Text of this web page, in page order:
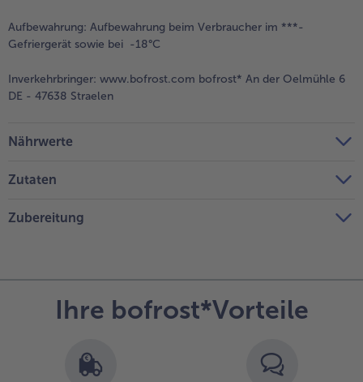
Aufbewahrung: Aufbewahrung beim Verbraucher im ***-
Gefriergerät sowie bei -18°C
Inverkehrbringer: www.bofrost.com bofrost* An der Oelmühle 6
DE - 47638 Straelen
Nährwerte
Zutaten
Zubereitung
Ihre bofrost*Vorteile